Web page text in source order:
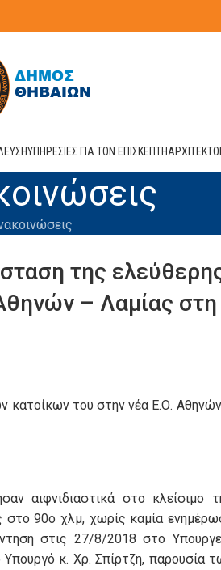
ΥΠΗΡΕΣΙΕΣ ΓΙΑ ΤΟΝ ΕΠΙΣΚΕΠΤΗ
της
– Λαμίας στη
κατοίκων του στην νέα Ε.Ο.
αιφνιδιαστικά στο κλείσιμο
90ο χλμ, χωρίς καμία
στις 27/8/2018 στο
κ. Χρ. Σπίρτζη, παρουσία